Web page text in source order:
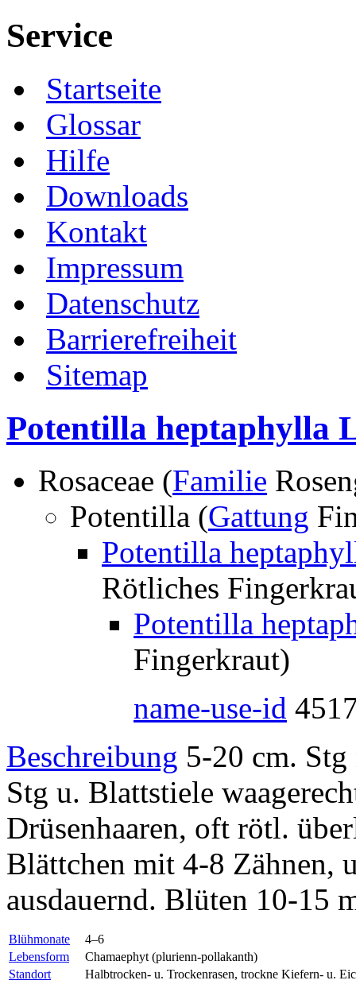
Service
Startseite
Glossar
Hilfe
Downloads
Kontakt
Impressum
Datenschutz
Barrierefreiheit
Sitemap
Potentilla heptaphylla
Rosaceae (Familie
Potentilla (Gattung
Potentilla
Rötliches
Potentilla
Fingerkraut)
name-use-id
Beschreibung 5-20 cm.
Stg u. Blattstiele
Drüsenhaaren, oft rötl.
Blättchen mit 4-8 Zähnen,
ausdauernd. Blüten 10-15
Blühmonate
4–6
Lebensform
Chamaephyt (plurienn-pollakanth)
Standort
Halbtrocken- u. Trockenrasen, trockne Kiefern- u.